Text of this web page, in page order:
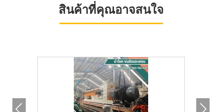
สินค้าที่คุณอาจสนใจ